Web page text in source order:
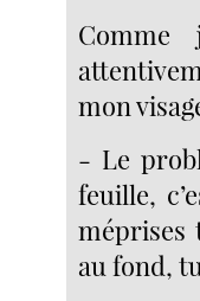
mon
- Le
feuille,
méprises
au fond,